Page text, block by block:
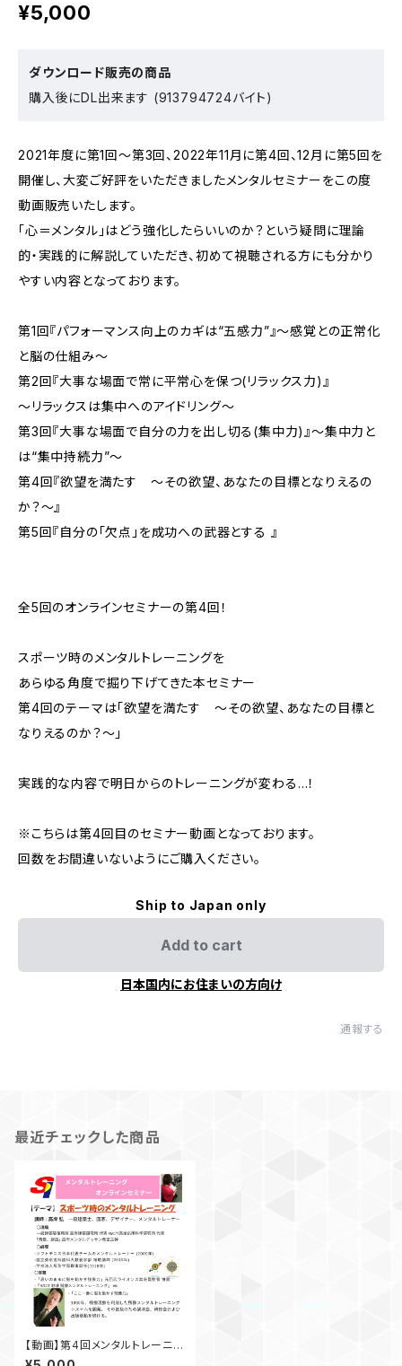
¥5,000
ダウンロード販売の商品
購入後にDL出来ます (913794724バイト)
2021年度に第1回～第3回、2022年11月に第4回、12月に第5回を
開催し、大変ご好評をいただきましたメンタルセミナーをこの度
動画販売いたします。
「心＝メンタル」はどう強化したらいいのか？という疑問に理論
的・実践的に解説していただき、初めて視聴される方にも分かり
やすい内容となっております。
第1回『パフォーマンス向上のカギは“五感力”』～感覚との正常化
と脳の仕組み～
第2回『大事な場面で常に平常心を保つ(リラックス力)』
～リラックスは集中へのアイドリング～
第3回『大事な場面で自分の力を出し切る(集中力)』～集中力と
は“集中持続力”～
第4回『欲望を満たす ～その欲望、あなたの目標となりえるの
か？～』
第5回『自分の「欠点」を成功への武器とする 』
全5回のオンラインセミナーの第4回！
スポーツ時のメンタルトレーニングを
あらゆる角度で掘り下げてきた本セミナー
第4回のテーマは「欲望を満たす ～その欲望、あなたの目標と
なりえるのか？～」
実践的な内容で明日からのトレーニングが変わる…！
※こちらは第4回目のセミナー動画となっております。
回数をお間違いないようにご購入ください。
Ship to Japan only
Add to cart
日本国内にお住まいの方向け
通報する
最近チェックした商品
【動画】第4回メンタルトレーニン
グセミナー